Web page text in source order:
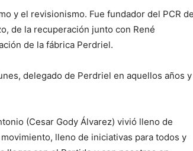
CR
y el revisionismo. Fue fundador del PCR de
de la recuperación junto con René
de la fábrica Perdriel.
delegado de Perdriel en aquellos años y
(Cesar Gody Álvarez) vivió lleno de
lleno de iniciativas para todos y